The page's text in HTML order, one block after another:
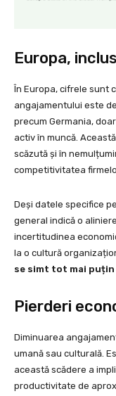
Europa,
În Europa, cifrele sunt
angajamentului este
precum Germania,
activ în muncă.
scăzută și în
competitivitatea
Deși datele specifice
general indică o
incertitudinea
la o cultură
se simt tot mai
Pierderi
Diminuarea
umană sau culturală.
această scădere a
productivitate de